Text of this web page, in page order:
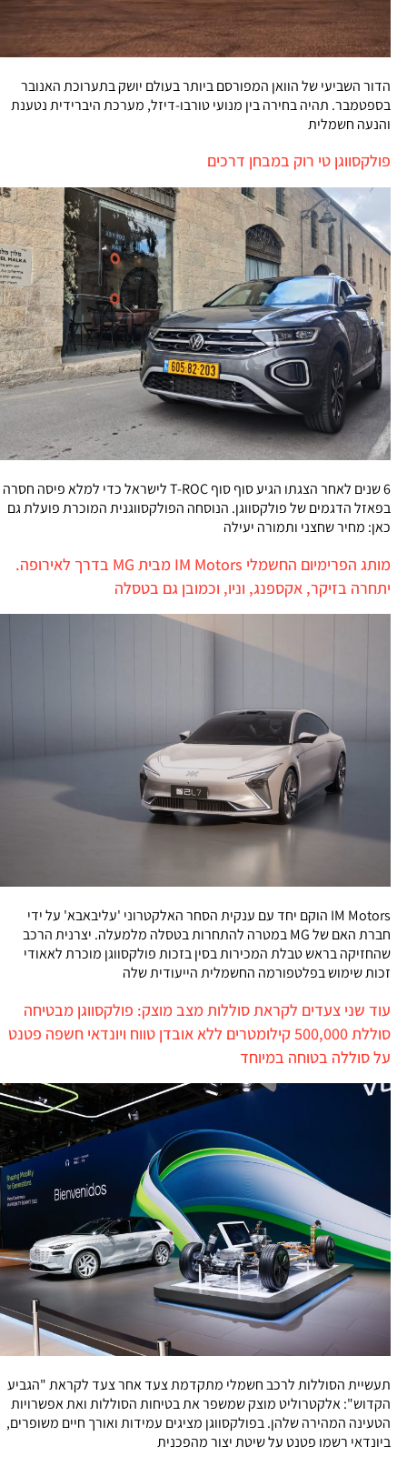
הדור השביעי של הוואן המפורסם ביותר בעולם יושק בתערוכת האנובר
בספטמבר. תהיה בחירה בין מנועי טורבו-דיזל, מערכת היברידית נטענת
והנעה חשמלית
פולקסווגן טי רוק במבחן דרכים
6 שנים לאחר הצגתו הגיע סוף סוף T-ROC לישראל כדי למלא פיסה חסרה
בפאזל הדגמים של פולקסווגן. הנוסחה הפולקסווגנית המוכרת פועלת גם
כאן: מחיר שחצני ותמורה יעילה
מותג הפרימיום החשמלי IM Motors מבית MG בדרך לאירופה.
יתחרה בזיקר, אקספנג, וניו, וכמובן גם בטסלה
IM Motors הוקם יחד עם ענקית הסחר האלקטרוני 'עליבאבא' על ידי
חברת האם של MG במטרה להתחרות בטסלה מלמעלה. יצרנית הרכב
שהחזיקה בראש טבלת המכירות בסין בזכות פולקסווגן מוכרת לאאודי
זכות שימוש בפלטפורמה החשמלית הייעודית שלה
עוד שני צעדים לקראת סוללות מצב מוצק: פולקסווגן מבטיחה
סוללת 500,000 קילומטרים ללא אובדן טווח ויונדאי חשפה פטנט
על סוללה בטוחה במיוחד
תעשיית הסוללות לרכב חשמלי מתקדמת צעד אחר צעד לקראת "הגביע
הקדוש": אלקטרוליט מוצק שמשפר את בטיחות הסוללות ואת אפשרויות
הטעינה המהירה שלהן. בפולקסווגן מציגים עמידות ואורך חיים משופרים,
ביונדאי רשמו פטנט על שיטת יצור מהפכנית